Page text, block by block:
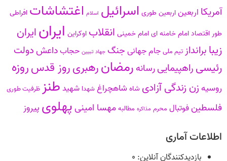
آمریکا اربعیناربعین طوری اسرائیل اسلام اغتشاشات افراطی
طوراقتصادامام خامنه ایامام خمینی انقلاب اوکراین ایرانایران
زیبا براندازتیم ملیجام جهانی جنگ جهاد تبیین حجابداعشدولت
رئیسی راهپیماییرسانهرمضانرهبریروز قدسروزه
روسیهزن زندگی آزادی شاهشاهچراغشهدا شهید طنز ظرفیت طوری
فلسطینفوتبال محرم مذاکره مطالبهمهسا امینیپهلوی پیروز
اطلاعات آماری
بازدیدکنندگان آنلاین: ۰